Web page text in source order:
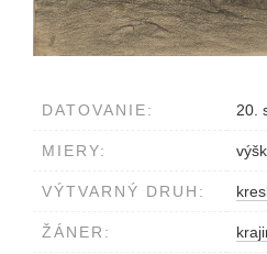
DATOVANIE: 20.
MIERY:
VÝTVARNÝ DRUH:
ŽÁNER: